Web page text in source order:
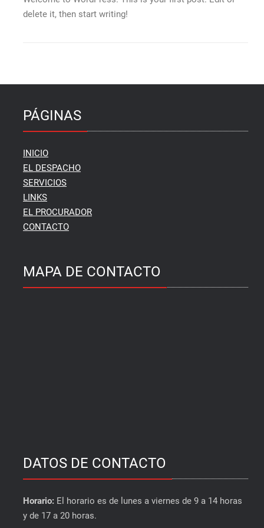
delete it, then start writing!
PÁGINAS
INICIO
EL DESPACHO
SERVICIOS
LINKS
EL PROCURADOR
CONTACTO
MAPA DE CONTACTO
DATOS DE CONTACTO
Horario: El horario es de lunes a viernes de 9 a 14 horas
y de 17 a 20 horas.